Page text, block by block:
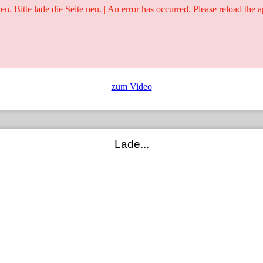
zum Video
Lade...
Bitte lade die Seite neu. | An error has occurred. Please reload the